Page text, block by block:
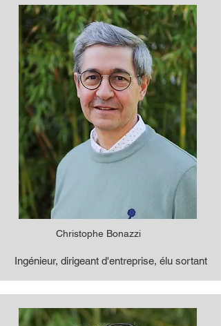
Christophe Bonazzi
Ingénieur, dirigeant d'entreprise, élu sortant